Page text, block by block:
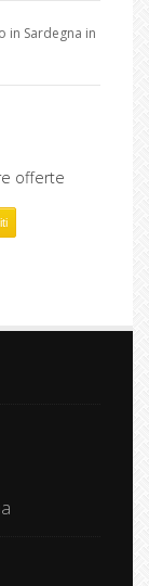
in Sardegna in
offerte